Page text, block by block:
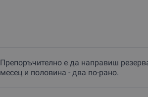
Препоръчително е да направиш
месец и половина - два по-рано.